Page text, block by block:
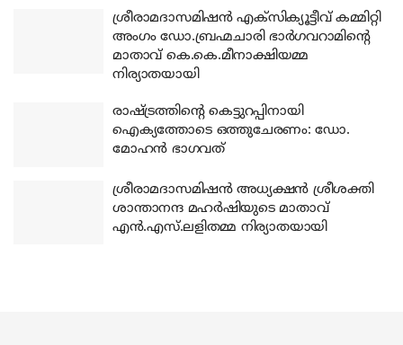
ശ്രീരാമദാസമിഷന്‍ എക്‌സിക്യൂട്ടീവ് കമ്മിറ്റി
അംഗം ഡോ.ബ്രഹ്മചാരി ഭാര്‍ഗവറാമിന്റെ
മാതാവ് കെ.കെ.മീനാക്ഷിയമ്മ
നിര്യാതയായി
രാഷ്ട്രത്തിന്റെ കെട്ടുറപ്പിനായി
ഐക്യത്തോടെ ഒത്തുചേരണം: ഡോ.
മോഹന്‍ ഭാഗവത്
ശ്രീരാമദാസമിഷന്‍ അധ്യക്ഷന്‍ ശ്രീശക്തി
ശാന്താനന്ദ മഹര്‍ഷിയുടെ മാതാവ്
എന്‍.എസ്.ലളിതമ്മ നിര്യാതയായി